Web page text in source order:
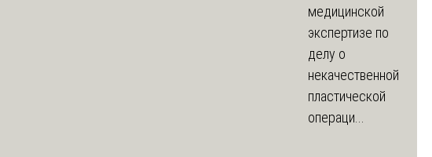
медицинской
экспертизе по
делу о
некачественной
пластической
операци...